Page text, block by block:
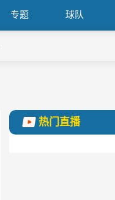
专题 球队
热门直播